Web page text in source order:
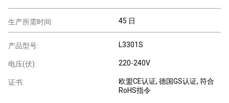
生产所需时间: 45 日
产品型号: L3301S
电压(伏): 220-240V
证书: 欧盟CE认证, 德国GS认证, 符合
RoHS指令